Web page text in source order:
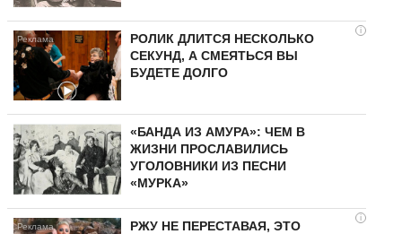
i
РОЛИК ДЛИТСЯ НЕСКОЛЬКО
СЕКУНД, А СМЕЯТЬСЯ ВЫ
БУДЕТЕ ДОЛГО
«БАНДА ИЗ АМУРА»: ЧЕМ В
ЖИЗНИ ПРОСЛАВИЛИСЬ
УГОЛОВНИКИ ИЗ ПЕСНИ
«МУРКА»
i
РЖУ НЕ ПЕРЕСТАВАЯ, ЭТО